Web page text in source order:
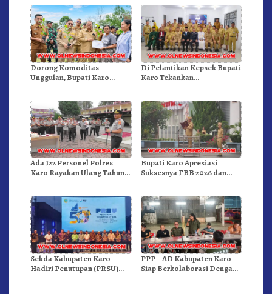
Dorong Komoditas
Unggulan, Bupati Karo
Di Pelantikan Kepsek Bupati
Karo Tekankan
Ada 122 Personel Polres
Karo Rayakan Ulang Tahun
Bupati Karo Apresiasi
Suksesnya FBB 2026 dan
Sekda Kabupaten Karo
Hadiri Penutupan (PRSU)
PPP – AD Kabupaten Karo
Siap Berkolaborasi Dengan